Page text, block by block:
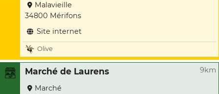
Malavieille
34800 Mérifons
Site internet
Olive
Marché de Laurens 9km
Marché